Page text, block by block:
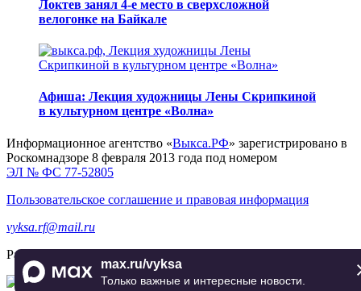
Локтев занял 4-е место в сверхсложной
велогонке на Байкале
Афиша: Лекция художницы Лены Скрипкиной
в культурном центре «Волна»
max.ru/vyksa
Только важные и интересные новости.
Информационное агентство «Выкса.РФ» зарегистрировано в
Роскомнадзоре 8 февраля 2013 года под номером
ЭЛ № ФС 77-52805
Пользовательское соглашение и правовая информация
vyksa.rf@mail.ru
Разработка и продвижение —